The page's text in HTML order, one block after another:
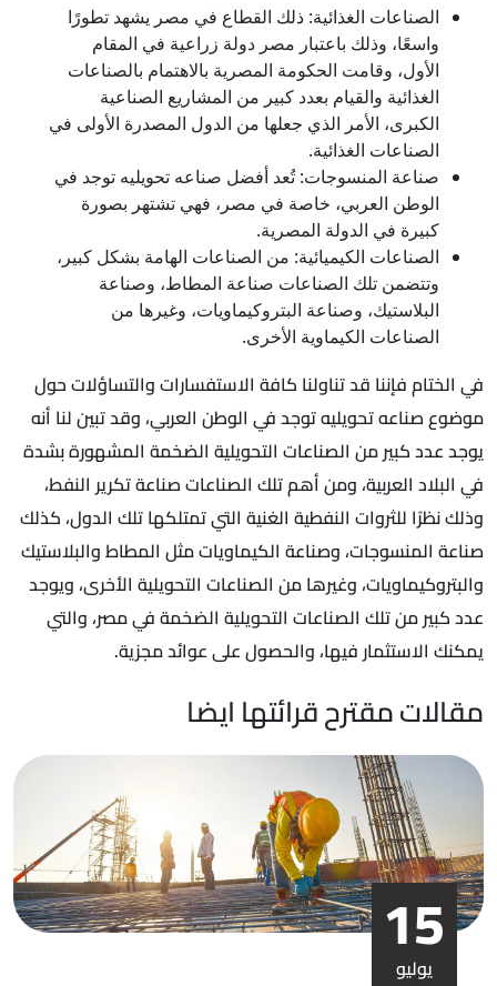
الصناعات الغذائية: ذلك القطاع في مصر يشهد تطورًا
واسعًا، وذلك باعتبار مصر دولة زراعية في المقام
الأول، وقامت الحكومة المصرية بالاهتمام بالصناعات
الغذائية والقيام بعدد كبير من المشاريع الصناعية
الكبرى، الأمر الذي جعلها من الدول المصدرة الأولى في
الصناعات الغذائية.
صناعة المنسوجات: تُعد أفضل صناعه تحويليه توجد في
الوطن العربي، خاصة في مصر، فهي تشتهر بصورة
كبيرة في الدولة المصرية.
الصناعات الكيميائية: من الصناعات الهامة بشكل كبير،
وتتضمن تلك الصناعات صناعة المطاط، وصناعة
البلاستيك، وصناعة البتروكيماويات، وغيرها من
الصناعات الكيماوية الأخرى.
في الختام فإننا قد تناولنا كافة الاستفسارات والتساؤلات حول
موضوع صناعه تحويليه توجد في الوطن العربي، وقد تبين لنا أنه
يوجد عدد كبير من الصناعات التحويلية الضخمة المشهورة بشدة
في البلاد العربية، ومن أهم تلك الصناعات صناعة تكرير النفط،
وذلك نظرًا للثروات النفطية الغنية التي تمتلكها تلك الدول، كذلك
صناعة المنسوجات، وصناعة الكيماويات مثل المطاط والبلاستيك
والبتروكيماويات، وغيرها من الصناعات التحويلية الأخرى، ويوجد
عدد كبير من تلك الصناعات التحويلية الضخمة في مصر، والتي
يمكنك الاستثمار فيها، والحصول على عوائد مجزية.
مقالات مقترح قرائتها ايضا
15
يوليو